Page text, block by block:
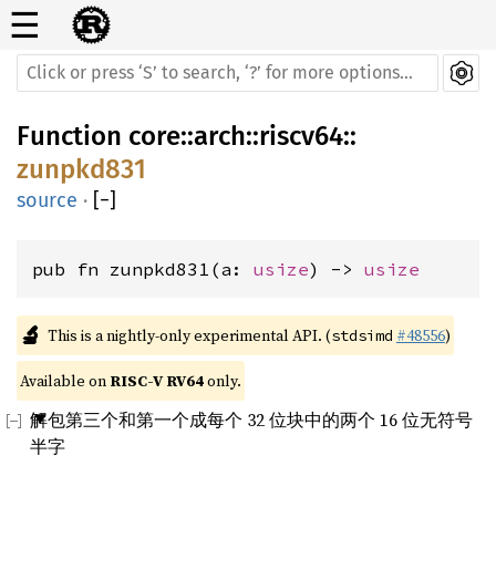
☰
Function core::arch::riscv64::
zunpkd831
source · [−]
pub fn zunpkd831(a: usize) -> usize
🔬 This is a nightly-only experimental API. (stdsimd #48556)
Available on RISC-V RV64 only.
解包第三个和第一个成每个 32 位块中的两个 16 位无符号
半字